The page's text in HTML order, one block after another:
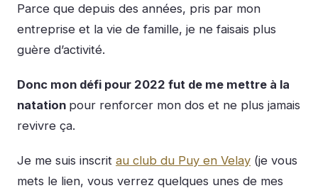
Parce que depuis des années, pris par mon
entreprise et la vie de famille, je ne faisais plus
guère d’activité.
Donc mon défi pour 2022 fut de me mettre à la
natation pour renforcer mon dos et ne plus jamais
revivre ça.
Je me suis inscrit au club du Puy en Velay (je vous
mets le lien, vous verrez quelques unes de mes